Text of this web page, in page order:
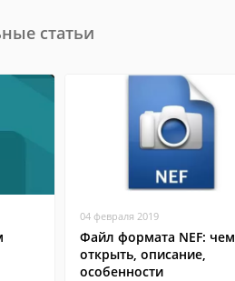
статьи
04 февраля 2019
Файл формата NEF: чем
открыть, описание,
особенности